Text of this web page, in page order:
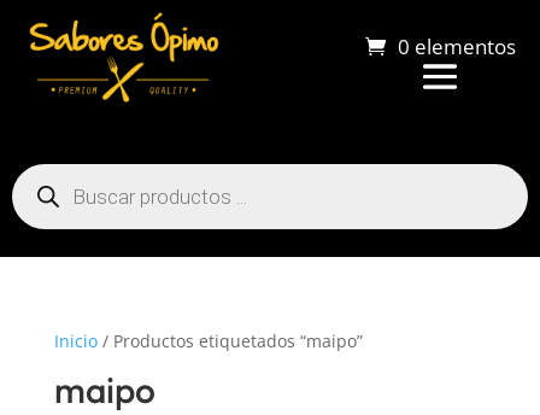
0 elementos
Búsqueda
de
productos
Inicio/ Productos etiquetados “maipo”
maipo